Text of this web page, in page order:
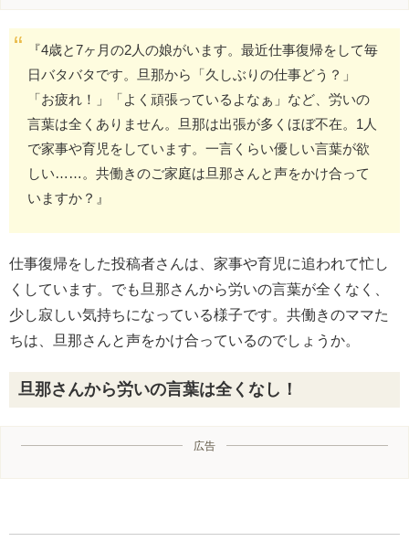
『4歳と7ヶ月の2人の娘がいます。最近仕事復帰をして毎
日バタバタです。旦那から「久しぶりの仕事どう？」
「お疲れ！」「よく頑張っているよなぁ」など、労いの
言葉は全くありません。旦那は出張が多くほぼ不在。1人
で家事や育児をしています。一言くらい優しい言葉が欲
しい……。共働きのご家庭は旦那さんと声をかけ合って
いますか？』
仕事復帰をした投稿者さんは、家事や育児に追われて忙し
くしています。でも旦那さんから労いの言葉が全くなく、
少し寂しい気持ちになっている様子です。共働きのママた
ちは、旦那さんと声をかけ合っているのでしょうか。
旦那さんから労いの言葉は全くなし！
広告